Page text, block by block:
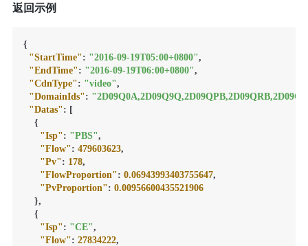
返回示例
{
"StartTime": "2016-09-19T05:00+0800",
"EndTime": "2016-09-19T06:00+0800",
"CdnType": "video",
"DomainIds":
"Datas": [
{
"Isp": "PBS",
"Flow": 479603623,
"Pv": 178,
"FlowProportion": 0.06943993403755647,
"PvProportion": 0.00956600435521906
},
{
"Isp": "CE",
"Flow": 27834222,